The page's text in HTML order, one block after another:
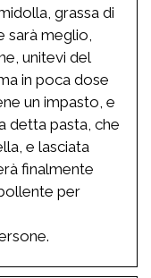
grassa di
meglio,
unitevi del
in poca dose
un impasto, e
detta pasta, che
e lasciata
finalmente
per